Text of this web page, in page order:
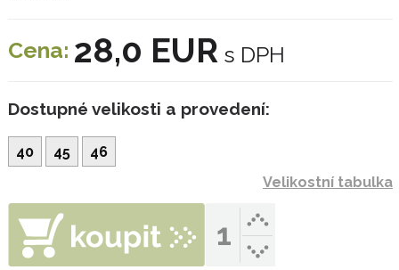
Cena: 28,0 EUR s DPH
Dostupné velikosti a provedení:
40 45
46
Velikostní tabulka